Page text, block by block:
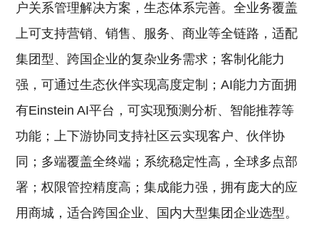
户关系管理解决方案，生态体系完善。全业务覆盖
上可支持营销、销售、服务、商业等全链路，适配
集团型、跨国企业的复杂业务需求；客制化能力
强，可通过生态伙伴实现高度定制；AI能力方面拥
有Einstein AI平台，可实现预测分析、智能推荐等
功能；上下游协同支持社区云实现客户、伙伴协
同；多端覆盖全终端；系统稳定性高，全球多点部
署；权限管控精度高；集成能力强，拥有庞大的应
用商城，适合跨国企业、国内大型集团企业选型。